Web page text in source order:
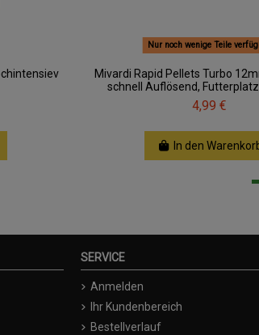
Nur noch wenige Teile
Mivardi Rapid Pellets Turbo
schnell Auflösend,
4,99 €
In den
SERVICE
Anmelden
Ihr Kundenbereich
Bestellverlauf